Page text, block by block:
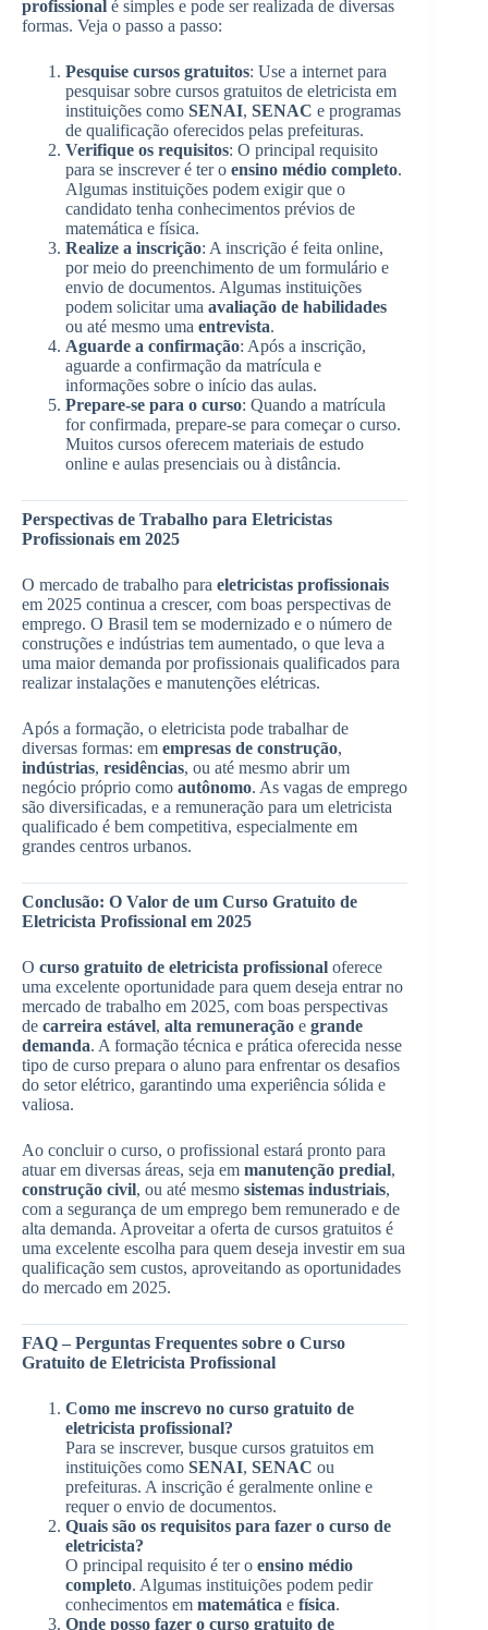
profissional é simples e pode ser realizada de diversas
formas. Veja o passo a passo:
Pesquise cursos gratuitos: Use a internet para
pesquisar sobre cursos gratuitos de eletricista em
instituições como SENAI, SENAC e programas
de qualificação oferecidos pelas prefeituras.
Verifique os requisitos: O principal requisito
para se inscrever é ter o ensino médio completo.
Algumas instituições podem exigir que o
candidato tenha conhecimentos prévios de
matemática e física.
Realize a inscrição: A inscrição é feita online,
por meio do preenchimento de um formulário e
envio de documentos. Algumas instituições
podem solicitar uma avaliação de habilidades
ou até mesmo uma entrevista.
Aguarde a confirmação: Após a inscrição,
aguarde a confirmação da matrícula e
informações sobre o início das aulas.
Prepare-se para o curso: Quando a matrícula
for confirmada, prepare-se para começar o curso.
Muitos cursos oferecem materiais de estudo
online e aulas presenciais ou à distância.
Perspectivas de Trabalho para Eletricistas
Profissionais em 2025
O mercado de trabalho para eletricistas profissionais
em 2025 continua a crescer, com boas perspectivas de
emprego. O Brasil tem se modernizado e o número de
construções e indústrias tem aumentado, o que leva a
uma maior demanda por profissionais qualificados para
realizar instalações e manutenções elétricas.
Após a formação, o eletricista pode trabalhar de
diversas formas: em empresas de construção,
indústrias, residências, ou até mesmo abrir um
negócio próprio como autônomo. As vagas de emprego
são diversificadas, e a remuneração para um eletricista
qualificado é bem competitiva, especialmente em
grandes centros urbanos.
Conclusão: O Valor de um Curso Gratuito de
Eletricista Profissional em 2025
O curso gratuito de eletricista profissional oferece
uma excelente oportunidade para quem deseja entrar no
mercado de trabalho em 2025, com boas perspectivas
de carreira estável, alta remuneração e grande
demanda. A formação técnica e prática oferecida nesse
tipo de curso prepara o aluno para enfrentar os desafios
do setor elétrico, garantindo uma experiência sólida e
valiosa.
Ao concluir o curso, o profissional estará pronto para
atuar em diversas áreas, seja em manutenção predial,
construção civil, ou até mesmo sistemas industriais,
com a segurança de um emprego bem remunerado e de
alta demanda. Aproveitar a oferta de cursos gratuitos é
uma excelente escolha para quem deseja investir em sua
qualificação sem custos, aproveitando as oportunidades
do mercado em 2025.
FAQ – Perguntas Frequentes sobre o Curso
Gratuito de Eletricista Profissional
Como me inscrevo no curso gratuito de
eletricista profissional?
Para se inscrever, busque cursos gratuitos em
instituições como SENAI, SENAC ou
prefeituras. A inscrição é geralmente online e
requer o envio de documentos.
Quais são os requisitos para fazer o curso de
eletricista?
O principal requisito é ter o ensino médio
completo. Algumas instituições podem pedir
conhecimentos em matemática e física.
Onde posso fazer o curso gratuito de